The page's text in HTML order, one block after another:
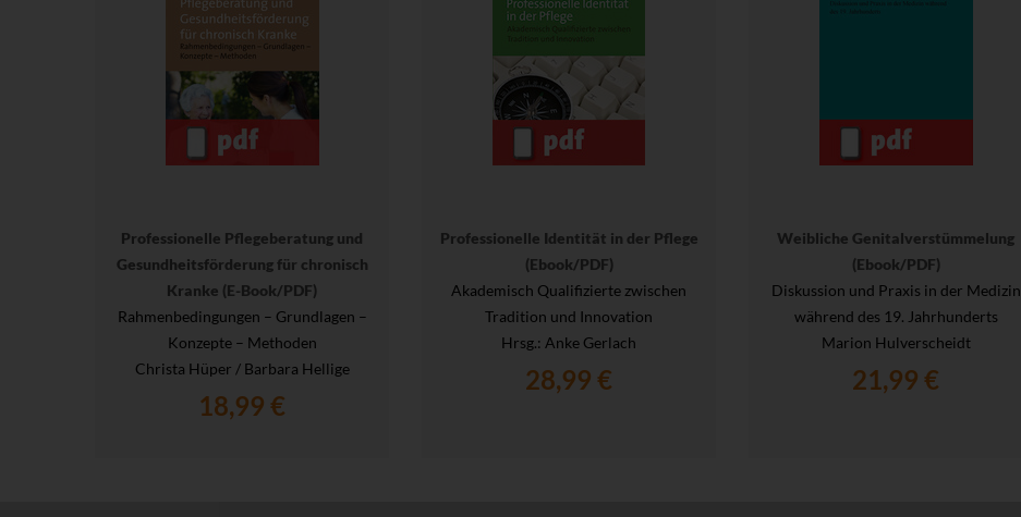
Professionelle Pflegeberatung und
Gesundheitsförderung für chronisch
Kranke (E-Book/PDF)
Rahmenbedingungen – Grundlagen –
Konzepte – Methoden
Christa Hüper / Barbara Hellige
18,99 €
Professionelle Identität in der Pflege
(Ebook/PDF)
Akademisch Qualifizierte zwischen
Tradition und Innovation
Hrsg.: Anke Gerlach
28,99 €
Weibliche Genitalverstümmelung
(Ebook/PDF)
Diskussion und Praxis in der Medizin
während des 19. Jahrhunderts
Marion Hulverscheidt
21,99 €